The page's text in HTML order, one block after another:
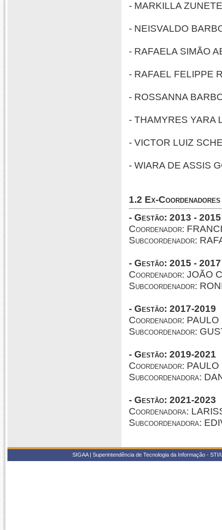
- MARKILLA
- NEISVALDO
- RAFAELA SIMÃO
- RAFAEL FELIPPE
- ROSSANNA
- THAMYRES YARA
- VICTOR LUIZ
- WIARA DE ASSIS
1.2 Ex-Coordenadores
- Gestão: 2013 - 2015
Coordenador:
Subcoordenador:
- Gestão: 2015 - 2017
Coordenador: JOÃO
Subcoordenador:
- Gestão: 2017-2019
Coordenador:
Subcoordenador:
- Gestão: 2019-2021
Coordenador:
Subcoordenadora:
- Gestão: 2021-2023
Coordenadora:
Subcoordenadora:
SIGAA | Superintendência de Tecnologia da Informação -